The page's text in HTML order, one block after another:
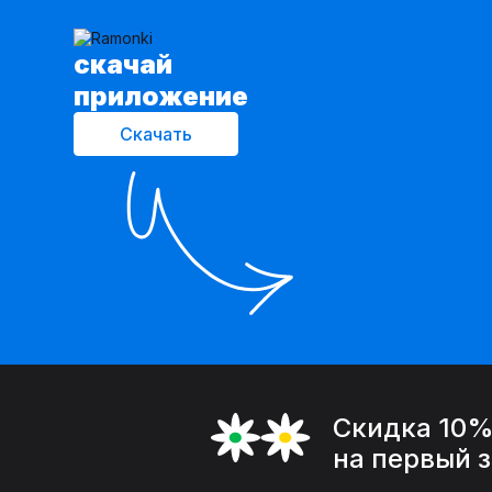
cкачай
приложение
Скачать
Скидка 10%
на первый